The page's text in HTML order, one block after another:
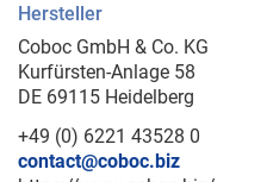
Hersteller
Coboc GmbH & Co. KG
Kurfürsten-Anlage 58
DE 69115 Heidelberg
+49 (0) 6221 43528 0
contact@coboc.biz